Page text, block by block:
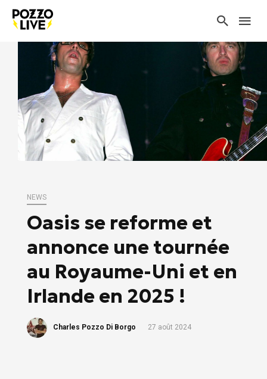
NEWS
Oasis se reforme et
annonce une tournée
au Royaume-Uni et en
Irlande en 2025 !
Charles Pozzo Di Borgo 27 août 2024